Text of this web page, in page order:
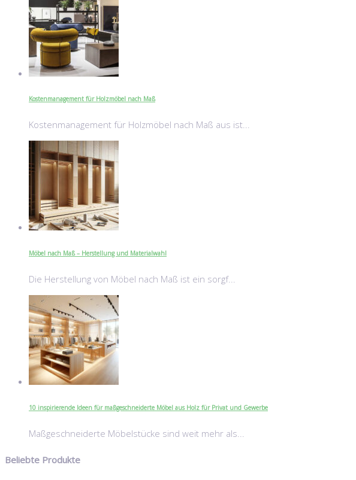
Kostenmanagement für Holzmöbel nach Maß
Kostenmanagement für Holzmöbel nach Maß aus ist...
Möbel nach Maß – Herstellung und Materialwahl
Die Herstellung von Möbel nach Maß ist ein sorgf...
10 inspirierende Ideen für maßgeschneiderte Möbel aus Holz für Privat und Gewerbe
Maßgeschneiderte Möbelstücke sind weit mehr als...
Beliebte Produkte